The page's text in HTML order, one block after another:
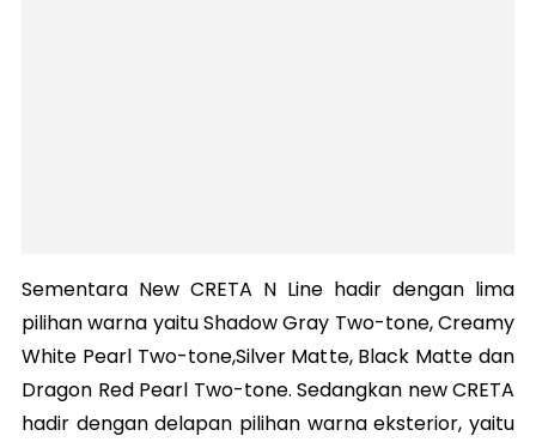
Sementara New CRETA N Line hadir dengan lima
pilihan warna yaitu Shadow Gray Two-tone, Creamy
White Pearl Two-tone,Silver Matte, Black Matte dan
Dragon Red Pearl Two-tone. Sedangkan new CRETA
hadir dengan delapan pilihan warna eksterior, yaitu